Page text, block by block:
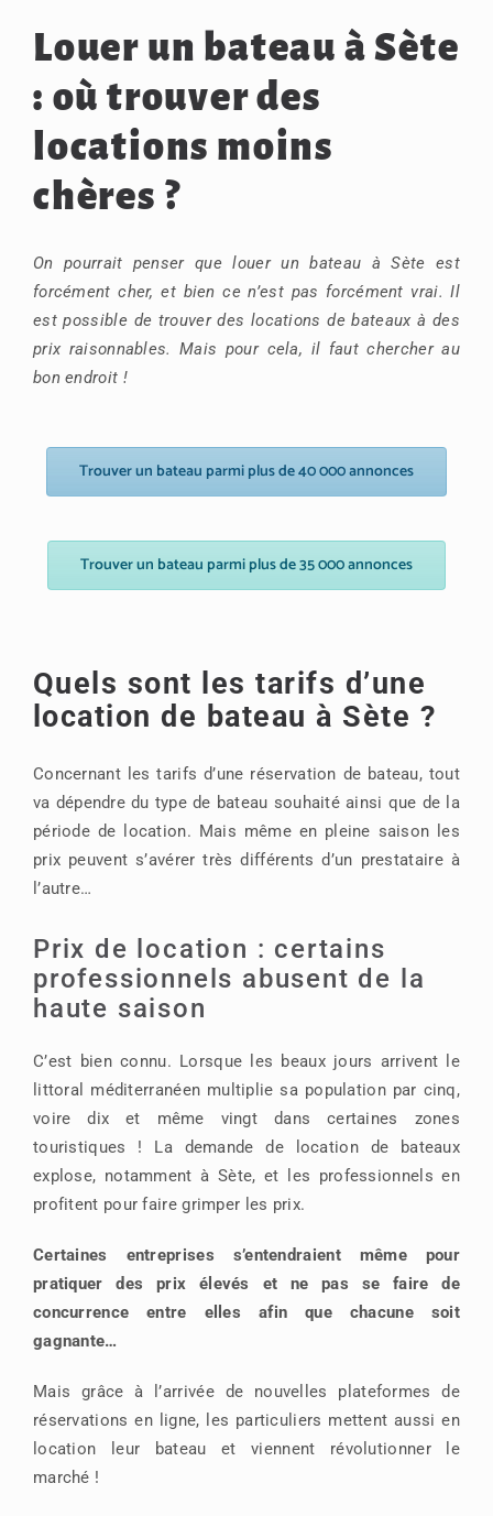
Louer un bateau à Sète
: où trouver des
locations moins
chères ?
On pourrait penser que louer un bateau à Sète est
forcément cher, et bien ce n’est pas forcément vrai. Il
est possible de trouver des locations de bateaux à des
prix raisonnables. Mais pour cela, il faut chercher au
bon endroit !
Trouver un bateau parmi plus de 40 000 annonces
Trouver un bateau parmi plus de 35 000 annonces
Quels sont les tarifs d’une
location de bateau à Sète ?
Concernant les tarifs d’une réservation de bateau, tout
va dépendre du type de bateau souhaité ainsi que de la
période de location. Mais même en pleine saison les
prix peuvent s’avérer très différents d’un prestataire à
l’autre…
Prix de location : certains
professionnels abusent de la
haute saison
C’est bien connu. Lorsque les beaux jours arrivent le
littoral méditerranéen multiplie sa population par cinq,
voire dix et même vingt dans certaines zones
touristiques ! La demande de location de bateaux
explose, notamment à Sète, et les professionnels en
profitent pour faire grimper les prix.
Certaines entreprises s’entendraient même pour
pratiquer des prix élevés et ne pas se faire de
concurrence entre elles afin que chacune soit
gagnante…
Mais grâce à l’arrivée de nouvelles plateformes de
réservations en ligne, les particuliers mettent aussi en
location leur bateau et viennent révolutionner le
marché !